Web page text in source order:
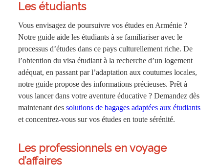
Les étudiants
Vous envisagez de poursuivre vos études en Arménie ?
Notre guide aide les étudiants à se familiariser avec le
processus d’études dans ce pays culturellement riche. De
l’obtention du visa étudiant à la recherche d’un logement
adéquat, en passant par l’adaptation aux coutumes locales,
notre guide propose des informations précieuses. Prêt à
vous lancer dans votre aventure éducative ? Demandez dès
maintenant dessolutions de bagages adaptées aux étudiants
et concentrez-vous sur vos études en toute sérénité.
Les professionnels en voyage
d’affaires